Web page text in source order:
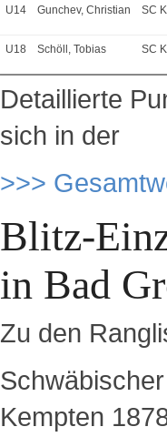
U14 Gunchev, Christian SC
U18 Schöll, Tobias SC
Detaillierte
sich in der
>>>
Blitz-
in Bad
Zu den
Kempten